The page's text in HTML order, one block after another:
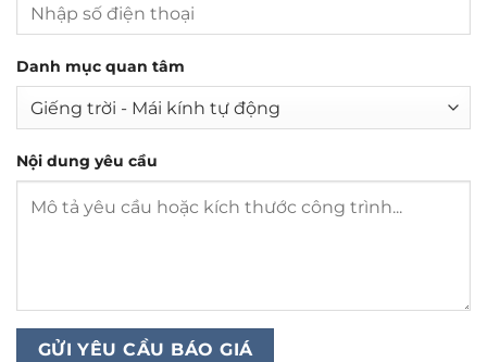
Danh mục quan tâm
Nội dung yêu cầu